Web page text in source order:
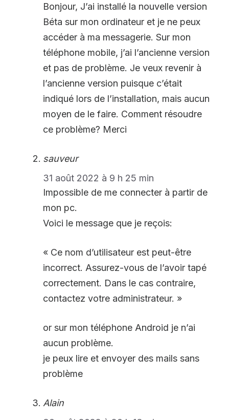
Bonjour, J’ai installé la nouvelle version
Béta sur mon ordinateur et je ne peux
accéder à ma messagerie. Sur mon
téléphone mobile, j’ai l’ancienne version
et pas de problème. Je veux revenir à
l’ancienne version puisque c’était
indiqué lors de l’installation, mais aucun
moyen de le faire. Comment résoudre
ce problème? Merci
sauveur
31 août 2022 à 9 h 25 min
Impossible de me connecter à partir de
mon pc.
Voici le message que je reçois:
« Ce nom d’utilisateur est peut-être
incorrect. Assurez-vous de l’avoir tapé
correctement. Dans le cas contraire,
contactez votre administrateur. »
or sur mon téléphone Android je n’ai
aucun problème.
je peux lire et envoyer des mails sans
problème
Alain